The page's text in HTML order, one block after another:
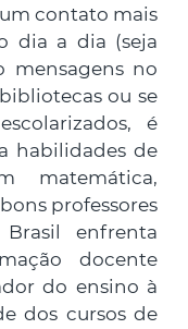
contato mais
dia a dia (seja
mensagens no
ou se
é
habilidades de
matemática,
professores
enfrenta
docente
do ensino à
dos cursos de